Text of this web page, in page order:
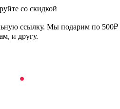
со скидкой
ссылку. Мы подарим по 500₽
и другу.